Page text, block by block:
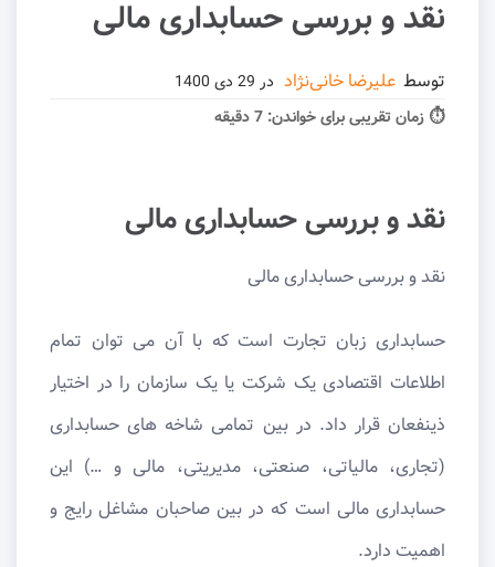
نقد و بررسی حسابداری مالی
توسط علیرضا خانی‌نژاد در
⏱ زمان تقریبی برای خواندن: 7 دقیقه
نقد و بررسی حسابداری مالی
نقد و بررسی حسابداری مالی
حسابداری زبان تجارت است که با آن می توان تمام
اطلاعات اقتصادی یک شرکت یا یک سازمان را در اختیار
ذینفعان قرار داد. در بین تمامی شاخه های حسابداری
(تجاری، مالیاتی، صنعتی، مدیریتی، مالی و …) این
حسابداری مالی است که در بین صاحبان مشاغل رایج و
اهمیت دارد.